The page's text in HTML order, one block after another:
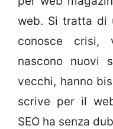
web. Si tratta di
conosce crisi,
nascono nuovi
vecchi, hanno
scrive per il
SEO ha senza